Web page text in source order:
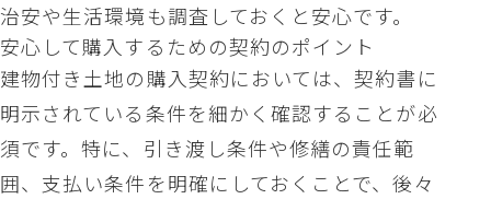
治安や生活環境も調査しておくと安心です。
安心して購入するための契約のポイント
建物付き土地の購入契約においては、契約書に
明示されている条件を細かく確認することが必
須です。特に、引き渡し条件や修繕の責任範
囲、支払い条件を明確にしておくことで、後々